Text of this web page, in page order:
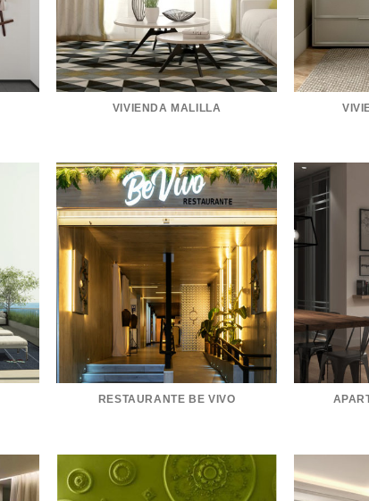
VIVIENDA MALILLA
RESTAURANTE BE VIVO